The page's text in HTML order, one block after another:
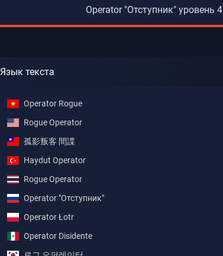
Operator "Отступник" уровень 4
Язык текста
Operator Rogue
Rogue Operator
孤影叛客 間諜
Haydut Operator
Rogue Operator
Operator "Отступник"
Operator Łotr
Operator Disidente